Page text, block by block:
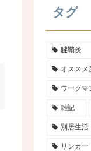
タグ
腱鞘炎
オスス
ワークマ
雑記
別居生活
リンカー